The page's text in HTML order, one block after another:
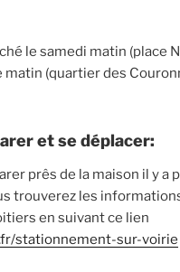
le samedi matin (place
matin (quartier des
et se déplacer:
prês de la maison il y a
trouverez les
en suivant ce lien
stationnement-sur-voirie